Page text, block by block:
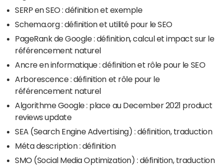
SERP en SEO : définition et exemple
Schema.org : définition et utilité pour le SEO
PageRank de Google : définition, calcul et impact sur le
référencement naturel
Ancre en informatique : définition et rôle pour le SEO
Arborescence : définition et rôle pour le
référencement naturel
Algorithme Google : place au December 2021 product
reviews update
SEA (Search Engine Advertising) : définition, traduction
Méta description : définition
SMO (Social Media Optimization) : définition, traduction